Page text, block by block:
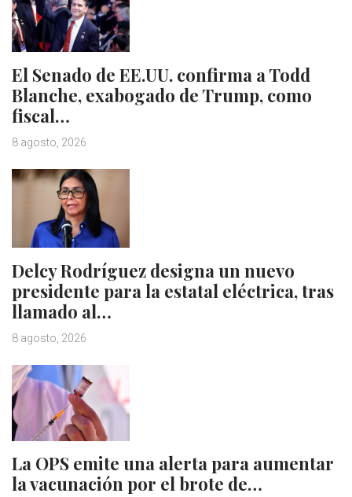
El Senado de EE.UU. confirma a Todd
Blanche, exabogado de Trump, como
fiscal…
8 agosto, 2026
Delcy Rodríguez designa un nuevo
presidente para la estatal eléctrica, tras
llamado al…
8 agosto, 2026
La OPS emite una alerta para aumentar
la vacunación por el brote de…